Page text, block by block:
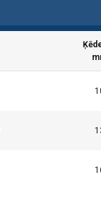
Šajā
Mēs
kopīgojam
jūsu